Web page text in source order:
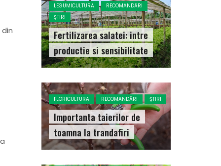
LEGUMICULTURĂ
RECOMANDĂRI
ȘTIRI
Fertilizarea salatei: intre
productie si sensibilitate
FLORICULTURA RECOMANDĂRI ȘTIRI
Importanta taierilor de
toamna la trandafiri